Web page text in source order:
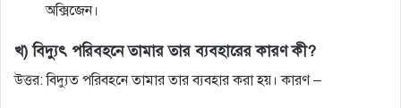
অক্সিজেন।
খ) বিদ্যুৎ পরিবহনে তামার তার ব্যবহারের কারণ কী?
উত্তর: বিদ্যুত পরিবহনে তামার তার ব্যবহার করা হয়। কারণ –